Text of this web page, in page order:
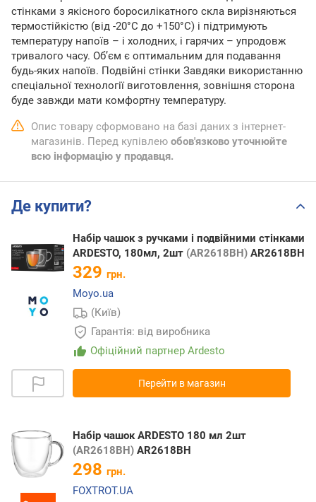
стінками з якісного боросилікатного скла вирізняються
термостійкістю (від -20°C до +150°C) і підтримують
температуру напоїв – і холодних, і гарячих – упродовж
тривалого часу. Об’єм є оптимальним для подавання
будь-яких напоїв. Подвійні стінки Завдяки використанню
спеціальної технології виготовлення, зовнішня сторона
буде завжди мати комфортну температуру.
Опис товару сформовано на базі даних з інтернет-
магазинів. Перед купівлею обов'язково уточнюйте
всю інформацію у продавця.
Де купити?
Набір чашок з ручками і подвійними стінками
ARDESTO, 180мл, 2шт (AR2618BH) AR2618BH
329 грн.
Moyo.ua
(Київ)
Гарантія: від виробника
Офіційний партнер Ardesto
Перейти в магазин
Набір чашок ARDESTO 180 мл 2шт
(AR2618BH) AR2618BH
298 грн.
FOXTROT.UA